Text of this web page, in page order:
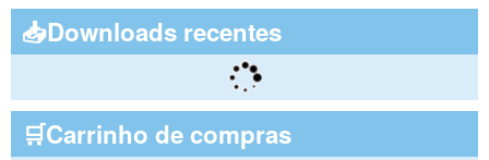
📥Downloads recentes
🛒Carrinho de compras